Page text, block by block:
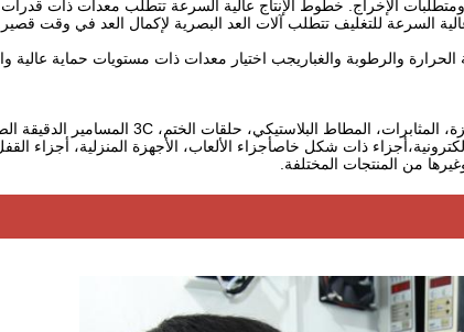
ومتطلبات الإخراج. خطوط الإنتاج عالية السرعة تتطلب معدات ذات
السرعة للتغليف تتطلب آلات العد البصرية لإكمال العد في وقت
الحرارة والرطوبة والغباريجب اختيار معدات ذات مستويات حماية عالية
ذات شكل خاصأجزاء الألعاب، الأجهزة المنزلية، أجزاء
من المنتجات المختلفة.